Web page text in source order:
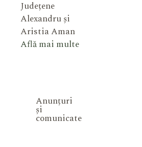
Județene
Alexandru și
Aristia Aman
Află mai multe
Anunțuri
și
comunicate